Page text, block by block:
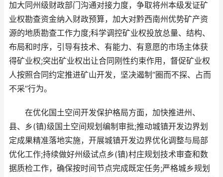
加大同州级财政部门沟通对接力度，争取将州本级发证矿
业权勘查资金纳入财政预算，加大对黔西南州优势矿产资
源的地质勘查工作力度;科学调控矿业权投放总量、结构、
布局和时序，引导有技术、有能力、有意愿的市场主体获
得矿业权;突出矿业权出让合同刚性约束作用，督促矿业权
人按照合同约定推进矿山开发，坚决遏制“圈而不探、占而
不采”行为。
在优化国土空间开发保护格局方面，加快推进州、
县、乡(镇)级国土空间规划编制审批;推动城镇开发边界划
定成果精准落地实施，开展城镇开发边界优化调整与局部
优化工作;持续做好州级试点乡(镇)村庄规划技术审查和数
据质检工作，确保按时间节点完成既定任务;严格城乡规划